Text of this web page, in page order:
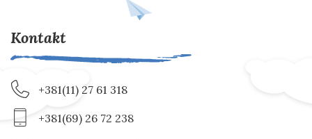
Kontakt
+381(11) 27 61 318
+381(69) 26 72 238